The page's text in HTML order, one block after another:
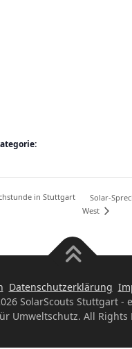
in Stuttgart
Solar-
West
Datenschutzerklärung
SolarScouts Stuttgart -
Umweltschutz. All Rights